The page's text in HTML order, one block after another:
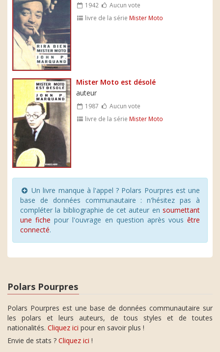
1942
Aucun vote
livre de la série Mister Moto
Mister Moto est désolé
auteur
1987
Aucun vote
livre de la série Mister Moto
Un livre manque à l'appel ? Polars Pourpres est une
base de données communautaire : n'hésitez pas à
compléter la bibliographie de cet auteur en soumettant
une fiche pour l'ouvrage en question après vous être
connecté.
Polars Pourpres
Polars Pourpres est une base de données communautaire sur
les polars et leurs auteurs, de tous styles et de toutes
nationalités. Cliquez ici pour en savoir plus !
Envie de stats ? Cliquez ici !